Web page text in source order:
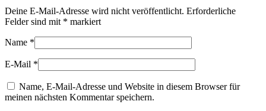
Deine E-Mail-Adresse wird nicht veröffentlicht. Erforderliche
Felder sind mit * markiert
Name *
E-Mail *
Name, E-Mail-Adresse und Website in diesem Browser für
meinen nächsten Kommentar speichern.